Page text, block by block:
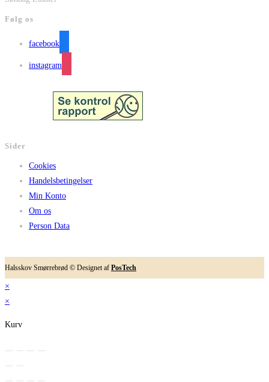
Følg os
facebook
instagram
Sider
Cookies
Handelsbetingelser
Min Konto
Om os
Person Data
Halsskov Smørrebrød © Designet af PosTech
×
×
Kurv